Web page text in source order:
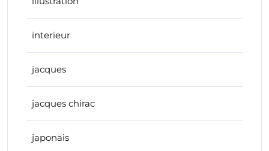
interieur
jacques
jacques chirac
japonais